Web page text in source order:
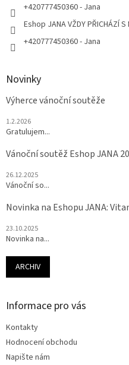
+420777450360 - Jana
Eshop JANA VŽDY PŘICHÁZÍ
+420777450360 - Jana
Novinky
Výherce vánoční soutěže
1.2.2026
Gratulujem...
Vánoční soutěž Eshop JANA
26.12.2025
Vánoční so...
Novinka na Eshopu JANA:
23.10.2025
Novinka na...
ARCHIV
Informace pro vás
Kontakty
Hodnocení obchodu
Napište nám